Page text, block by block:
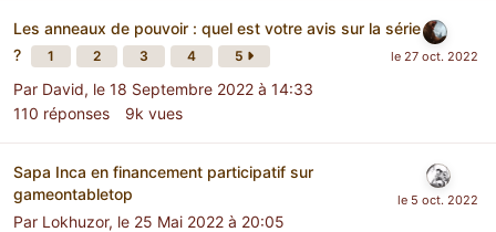
Les anneaux de pouvoir : quel est votre avis sur la série
?
1 2 3 4 5
Par David, le 18 Septembre 2022 à 14:33
110 réponses 9k vues
Sapa Inca en financement participatif sur
gameontabletop
Par Lokhuzor, le 25 Mai 2022 à 20:05